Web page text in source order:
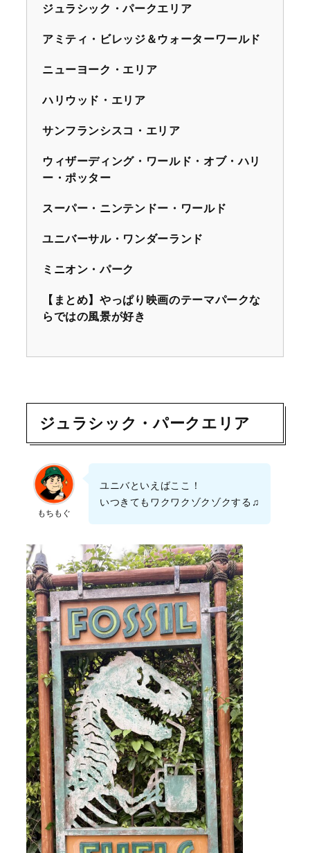
ジュラシック・パークエリア
アミティ・ビレッジ＆ウォーターワールド
ニューヨーク・エリア
ハリウッド・エリア
サンフランシスコ・エリア
ウィザーディング・ワールド・オブ・ハリ
ー・ポッター
スーパー・ニンテンドー・ワールド
ユニバーサル・ワンダーランド
ミニオン・パーク
【まとめ】やっぱり映画のテーマパークな
らではの風景が好き
ジュラシック・パークエリア
もちもぐ
ユニバといえばここ！
いつきてもワクワクゾクゾクする♫